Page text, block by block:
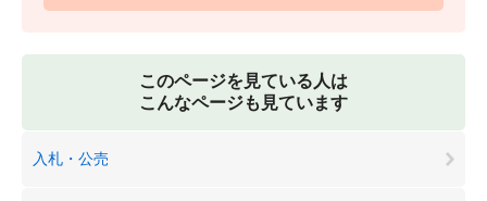
このページを見ている人は
こんなページも見ています
入札・公売